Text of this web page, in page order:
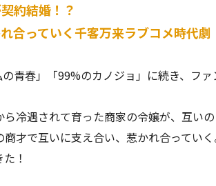
約結婚！？
合っていく千客万来ラブコメ時代劇
青春」「99%のカノジョ」に続き、フ
冷遇されて育った商家の令嬢が、互い
才で互いに支え合い、惹かれ合っていく
！